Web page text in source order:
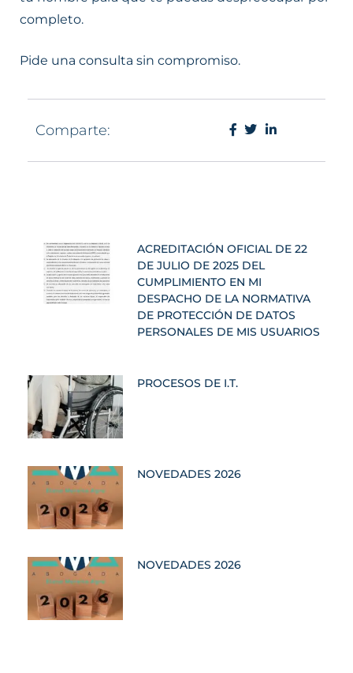
completo.
Pide una consulta sin compromiso.
Comparte:
ACREDITACIÓN OFICIAL DE 22
DE JULIO DE 2025 DEL
CUMPLIMIENTO EN MI
DESPACHO DE LA NORMATIVA
DE PROTECCIÓN DE DATOS
PERSONALES DE MIS USUARIOS
PROCESOS DE I.T.
NOVEDADES 2026
NOVEDADES 2026